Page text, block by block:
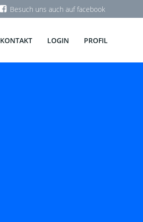
Besuch uns auch auf facebook
KONTAKT LOGIN PROFIL